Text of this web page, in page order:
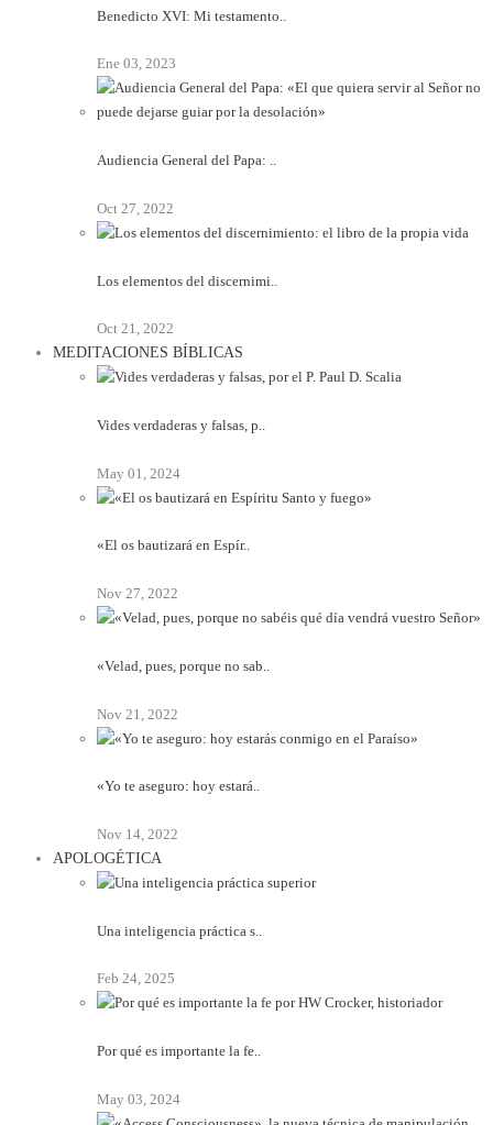
Benedicto XVI: Mi testamento..
Ene 03, 2023
Audiencia General del Papa: ..
Oct 27, 2022
Los elementos del discernimi..
Oct 21, 2022
MEDITACIONES BÍBLICAS
Vides verdaderas y falsas, p..
May 01, 2024
«El os bautizará en Espír..
Nov 27, 2022
«Velad, pues, porque no sab..
Nov 21, 2022
«Yo te aseguro: hoy estará..
Nov 14, 2022
APOLOGÉTICA
Una inteligencia práctica s..
Feb 24, 2025
Por qué es importante la fe..
May 03, 2024